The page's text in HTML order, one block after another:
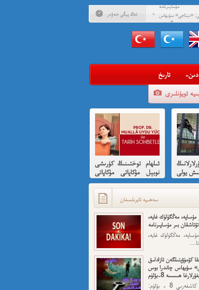
ئەڭ يېڭى خەۋەر
مۇساپىرنامە
«نېتاجى» سۇبھاس
ھىسسە 8-بۆلۈم
«نېتاجى» سۇبھاس
ھىسسە (01)
خوش خەۋەر
تەشكىلاتلىرىمىز؟
قايغان نەفرەت
قىلامدۇ؟
تورى ۋە دىلدار ئەزىز
چىقىش يولىمىز بارمۇ
ئاسىيا رادىيوسى
-دىن تارىخ
ئويۇنلىرى
يولى
ئىلھام توختىنىڭ كۈرىشى
نوبېل مۇكاپاتى مۇكاپاتى
بىلەن شەرەپلەندۈرۈشكە
لايىقتۇر
سەھىپە ئايرىلمىغان
مۇساپە، مەڭگۈلۈك غايە،
بىر مۇساپىرنامە
مەڭگۈلۈك غايە،
كۆمۈۋېتىلگەن ئازادلىق
سۇبھاس چاندرا بوس
ھىسسە 8-بۆلۈم
ئاپتورى: مىركامىل كاشغەرىي 8 - بۆلۈم: